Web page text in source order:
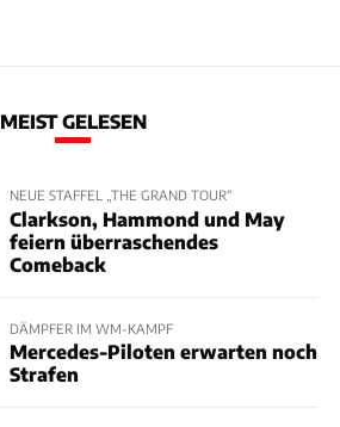
MEIST GELESEN
NEUE STAFFEL „THE GRAND TOUR“
Clarkson, Hammond und May
feiern überraschendes
Comeback
DÄMPFER IM WM-KAMPF
Mercedes-Piloten erwarten noch
Strafen